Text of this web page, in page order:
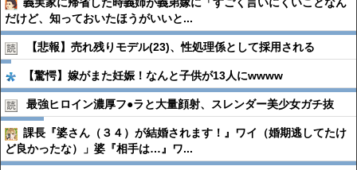
だけど、知っておいたほうがいいと...
【悲報】売れ残りモデル(23)、性処理係として採用される
【驚愕】嫁がまた妊娠！なんと子供が13人にwwww
最強ヒロイン濃厚フ●︎ラと大量顔射、スレンダー美少女ガチ抜
課長『婆さん（３４）が結婚されます！』ワイ（婚期逃してたけ
ど良かったな）」婆『相手は…』ワ...